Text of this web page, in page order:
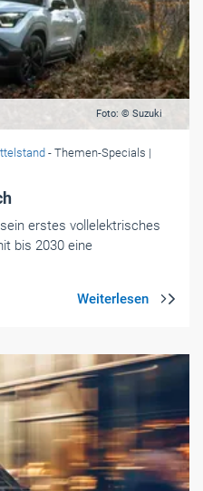
Foto: © Suzuki
- Themen-Specials |
erstes vollelektrisches
bis 2030 eine